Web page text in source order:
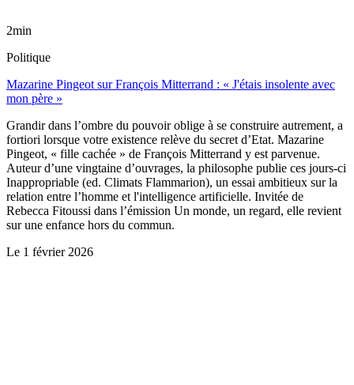
2min
Politique
Mazarine Pingeot sur François Mitterrand : « J'étais insolente avec
mon père »
Grandir dans l’ombre du pouvoir oblige à se construire autrement, a
fortiori lorsque votre existence relève du secret d’Etat. Mazarine
Pingeot, « fille cachée » de François Mitterrand y est parvenue.
Auteur d’une vingtaine d’ouvrages, la philosophe publie ces jours-ci
Inappropriable (ed. Climats Flammarion), un essai ambitieux sur la
relation entre l’homme et l'intelligence artificielle. Invitée de
Rebecca Fitoussi dans l’émission Un monde, un regard, elle revient
sur une enfance hors du commun.
Le 1 février 2026